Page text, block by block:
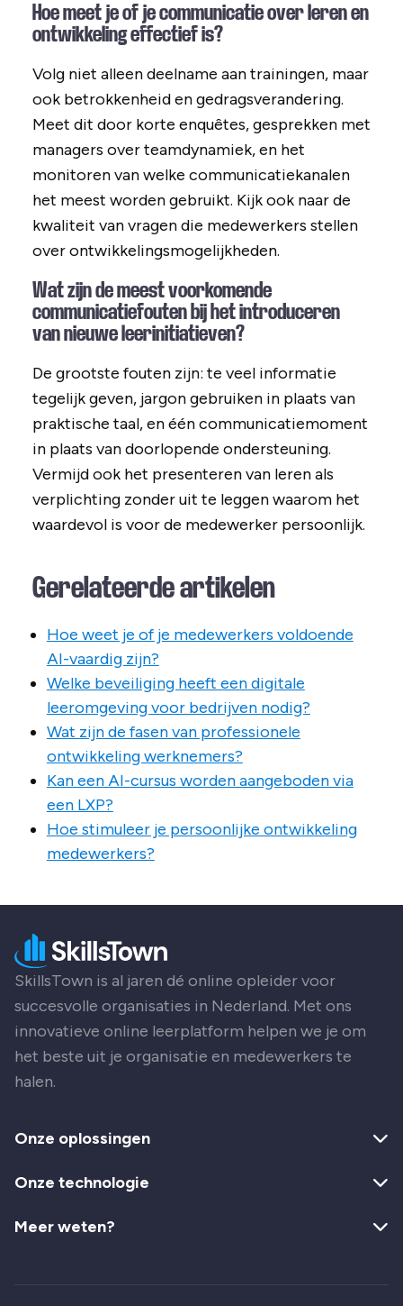
Hoe meet je of je communicatie over leren en
ontwikkeling effectief is?
Volg niet alleen deelname aan trainingen, maar
ook betrokkenheid en gedragsverandering.
Meet dit door korte enquêtes, gesprekken met
managers over teamdynamiek, en het
monitoren van welke communicatiekanalen
het meest worden gebruikt. Kijk ook naar de
kwaliteit van vragen die medewerkers stellen
over ontwikkelingsmogelijkheden.
Wat zijn de meest voorkomende
communicatiefouten bij het introduceren
van nieuwe leerinitiatieven?
De grootste fouten zijn: te veel informatie
tegelijk geven, jargon gebruiken in plaats van
praktische taal, en één communicatiemoment
in plaats van doorlopende ondersteuning.
Vermijd ook het presenteren van leren als
verplichting zonder uit te leggen waarom het
waardevol is voor de medewerker persoonlijk.
Gerelateerde artikelen
Hoe weet je of je medewerkers voldoende
AI-vaardig zijn?
Welke beveiliging heeft een digitale
leeromgeving voor bedrijven nodig?
Wat zijn de fasen van professionele
ontwikkeling werknemers?
Kan een AI-cursus worden aangeboden via
een LXP?
Hoe stimuleer je persoonlijke ontwikkeling
medewerkers?
SkillsTown is al jaren dé online opleider voor
succesvolle organisaties in Nederland. Met ons
innovatieve online leerplatform helpen we je om
het beste uit je organisatie en medewerkers te
halen.
Onze oplossingen
Onze technologie
Meer weten?